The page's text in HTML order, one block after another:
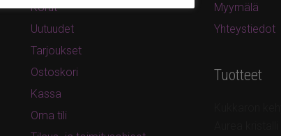
Korut
Uutuudet
Tarjoukset
Ostoskori
Kassa
Oma tili
Myymälä
Yhteystiedot
Tuotteet